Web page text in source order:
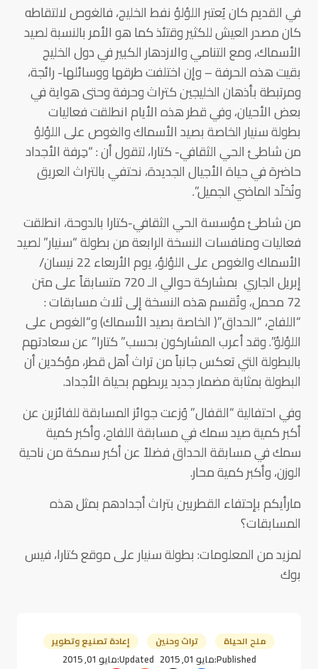
في القديم كان يُعتبر اللؤلؤ نفط الخليج، فالغوص لالتقاطه
كان مصدر العيش للكثير وقتئذ كما هو الأمر بالنسبة لصيد
الأسماك، ومع التنامي والازدهار الكبير في دول الخليج
بقيت هذه الحرفة – وإن اختلفت طرقها ووسائلها- رائجة،
ومرتبطة بأذهان الخليجين كتراث وحرفة وحتى هواية في
بعض الأحيان، وفي قطر هذه الأيام انطلقت فعاليات
بطولة سنيار الخاصة بصيد الأسماك والغوص على اللؤلؤ
من شاطئ الحي الثقافي- كتارا، لتقول أن : “حِرفة الأجداد
حاضرة في حياة الأجيال الجديدة، نحتفي بالتراث العريق
ونُخلّد الماضي الجميل”.
من شاطئ مؤسسة الحي الثقافي-كتارا بالدوحة، انطلقت
فعاليات ومنافسات النسخة الرابعة من بطولة “سنيار” لصيد
الأسماك والغوص على اللؤلؤ، يوم الأربعاء 22 نيسان/
إبريل الجاري بمشاركة حوالي الـ 720 متسابقاً على متن
72 محمل، وتُقسم هذه النسخة إلى ثلاث مسابقات :
“اللفاح، “الحداق”( الخاصة بصيد الأسماك) و“الغوص على
اللؤلؤ”. وقد أعرب المشاركون بحسب” كتارا” عن سعادتهم
بالبطولة التي تعكس جانباً من تراث أهل قطر، مؤكدين أن
البطولة بمثابة مضمار جديد يربطهم بحياة الأجداد.
وفي احتفالية “القفال” وُزعت جوائز المسابقة للفائزين عن
أكبر كمية صيد سمك في مسابقة اللفاح، وأكبر كمية
سمك في مسابقة الحداق فضلاً عن أكبر سمكة من ناحية
الوزن، وأكبر كمية محار.
مارأيكم بإحتفاء القطريين بتراث أجدادهم بمثل هذه
المسابقات؟
لمزيد من المعلومات: بطولة سنيار على موقع كتارا، فيس
بوك
ملح الحياة تراث وحنين إعادة تصنيع وتطوير
Published:مايو 01, 2015 Updated:مايو 01, 2015